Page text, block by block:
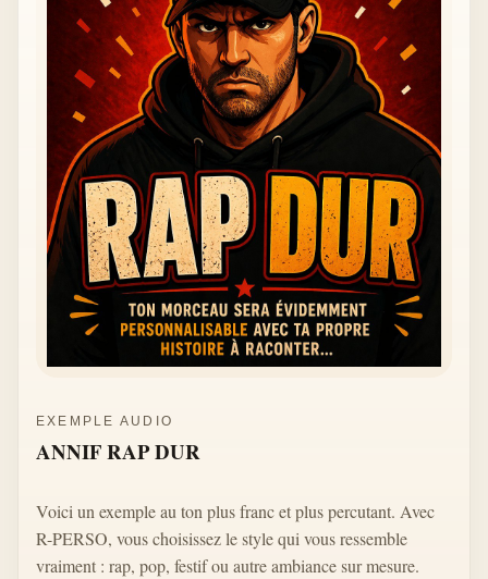
EXEMPLE AUDIO
ANNIF RAP DUR
Voici un exemple au ton plus franc et plus percutant. Avec
R-PERSO, vous choisissez le style qui vous ressemble
vraiment : rap, pop, festif ou autre ambiance sur mesure.